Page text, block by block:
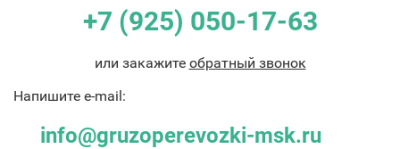
+7 (925) 050-17-63
или закажите обратный звонок
Напишите e-mail:
info@gruzoperevozki-msk.ru